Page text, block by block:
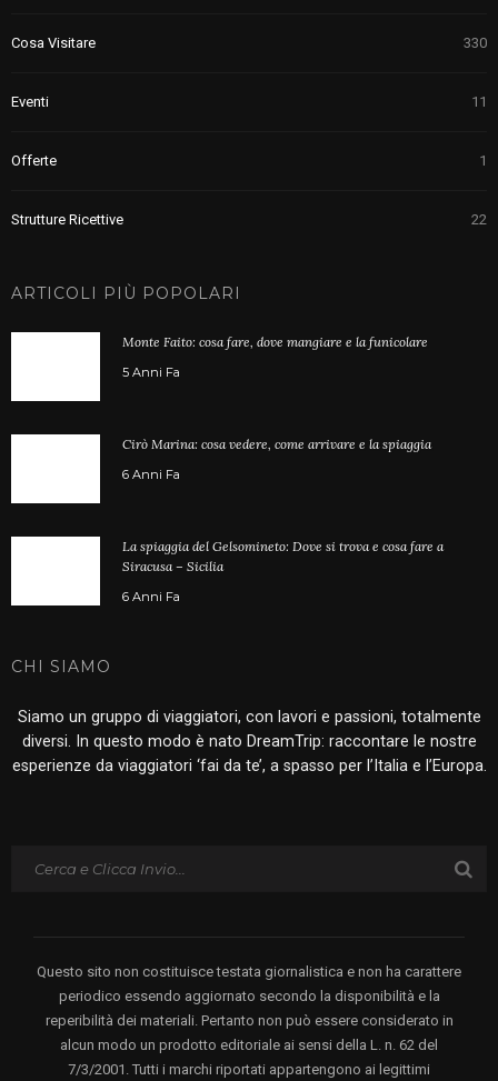
Cosa Visitare 330
Eventi 11
Offerte 1
Strutture Ricettive 22
ARTICOLI PIÙ POPOLARI
Monte Faito: cosa fare, dove mangiare e la funicolare
5 Anni Fa
Cirò Marina: cosa vedere, come arrivare e la spiaggia
6 Anni Fa
La spiaggia del Gelsomineto: Dove si trova e cosa fare a
Siracusa – Sicilia
6 Anni Fa
CHI SIAMO
Siamo un gruppo di viaggiatori, con lavori e passioni, totalmente
diversi. In questo modo è nato DreamTrip: raccontare le nostre
esperienze da viaggiatori ‘fai da te’, a spasso per l’Italia e l’Europa.
Questo sito non costituisce testata giornalistica e non ha carattere
periodico essendo aggiornato secondo la disponibilità e la
reperibilità dei materiali. Pertanto non può essere considerato in
alcun modo un prodotto editoriale ai sensi della L. n. 62 del
7/3/2001. Tutti i marchi riportati appartengono ai legittimi